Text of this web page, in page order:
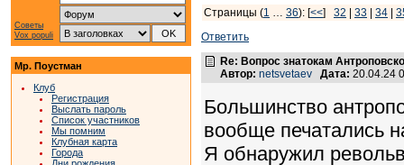
Советы
Vox populi
Мр. Поустман
Клуб
Регистрация
Выслать пароль
Список участников
Мы помним
Клубная карта
Города
Страницы (1 … 36): [<<] 32 33 34
Ответить
Re: Вопрос знатокам
Автор: netsvetaev Дата: 20.04.24
Большинство
вообще печатались
Я обнаружил